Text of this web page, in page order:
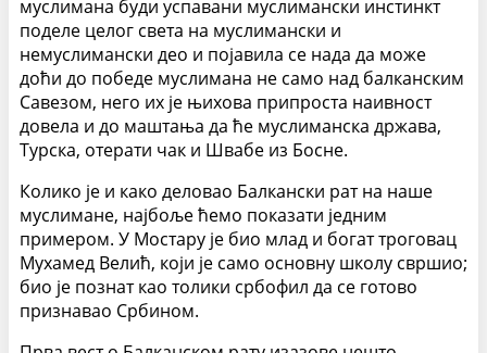
муслимана буди успавани муслимански инстинкт
поделе целог света на муслимански и
немуслимански део и појавила се нада да може
доћи до победе муслимана не само над балканским
Савезом, него их је њихова припроста наивност
довела и до маштања да ће муслиманска држава,
Турска, отерати чак и Швабе из Босне.
Колико је и како деловао Балкански рат на наше
муслимане, најбоље ћемо показати једним
примером. У Мостару је био млад и богат троговац
Мухамед Велић, који је само основну школу свршио;
био је познат као толики србофил да се готово
признавао Србином.